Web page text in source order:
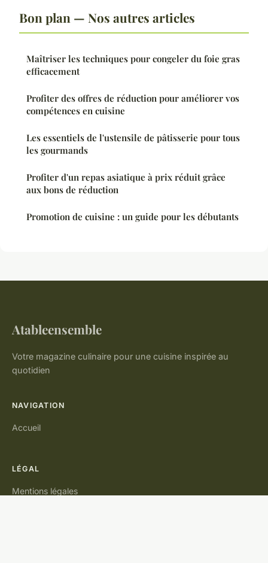
Bon plan — Nos autres articles
Maîtriser les techniques pour congeler du foie gras
efficacement
Profiter des offres de réduction pour améliorer vos
compétences en cuisine
Les essentiels de l'ustensile de pâtisserie pour tous
les gourmands
Profiter d'un repas asiatique à prix réduit grâce
aux bons de réduction
Promotion de cuisine : un guide pour les débutants
Atableensemble
Votre magazine culinaire pour une cuisine inspirée au
quotidien
NAVIGATION
Accueil
LÉGAL
Mentions légales